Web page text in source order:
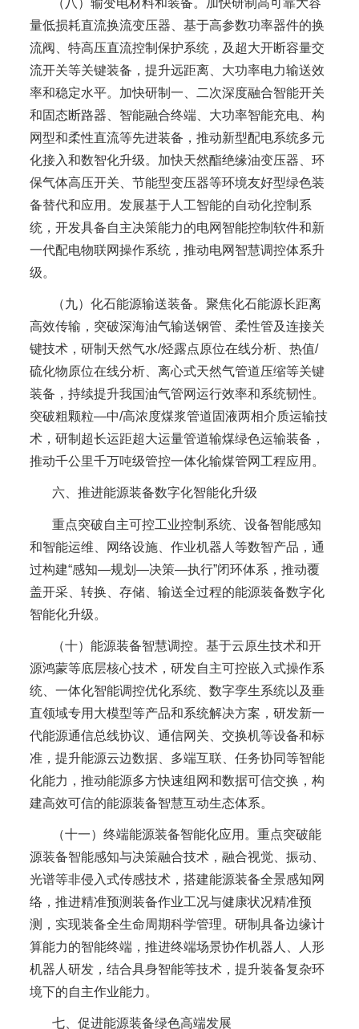
（八）输变电材料和装备。加快研制高可靠大容
量低损耗直流换流变压器、基于高参数功率器件的换
流阀、特高压直流控制保护系统，及超大开断容量交
流开关等关键装备，提升远距离、大功率电力输送效
率和稳定水平。加快研制一、二次深度融合智能开关
和固态断路器、智能融合终端、大功率智能充电、构
网型和柔性直流等先进装备，推动新型配电系统多元
化接入和数智化升级。加快天然酯绝缘油变压器、环
保气体高压开关、节能型变压器等环境友好型绿色装
备替代和应用。发展基于人工智能的自动化控制系
统，开发具备自主决策能力的电网智能控制软件和新
一代配电物联网操作系统，推动电网智慧调控体系升
级。
（九）化石能源输送装备。聚焦化石能源长距离
高效传输，突破深海油气输送钢管、柔性管及连接关
键技术，研制天然气水/烃露点原位在线分析、热值/
硫化物原位在线分析、离心式天然气管道压缩等关键
装备，持续提升我国油气管网运行效率和系统韧性。
突破粗颗粒—中/高浓度煤浆管道固液两相介质运输技
术，研制超长运距超大运量管道输煤绿色运输装备，
推动千公里千万吨级管控一体化输煤管网工程应用。
六、推进能源装备数字化智能化升级
重点突破自主可控工业控制系统、设备智能感知
和智能运维、网络设施、作业机器人等数智产品，通
过构建“感知—规划—决策—执行”闭环体系，推动覆
盖开采、转换、存储、输送全过程的能源装备数字化
智能化升级。
（十）能源装备智慧调控。基于云原生技术和开
源鸿蒙等底层核心技术，研发自主可控嵌入式操作系
统、一体化智能调控优化系统、数字孪生系统以及垂
直领域专用大模型等产品和系统解决方案，研发新一
代能源通信总线协议、通信网关、交换机等设备和标
准，提升能源云边数据、多端互联、任务协同等智能
化能力，推动能源多方快速组网和数据可信交换，构
建高效可信的能源装备智慧互动生态体系。
（十一）终端能源装备智能化应用。重点突破能
源装备智能感知与决策融合技术，融合视觉、振动、
光谱等非侵入式传感技术，搭建能源装备全景感知网
络，推进精准预测装备作业工况与健康状况精准预
测，实现装备全生命周期科学管理。研制具备边缘计
算能力的智能终端，推进终端场景协作机器人、人形
机器人研发，结合具身智能等技术，提升装备复杂环
境下的自主作业能力。
七、促进能源装备绿色高端发展